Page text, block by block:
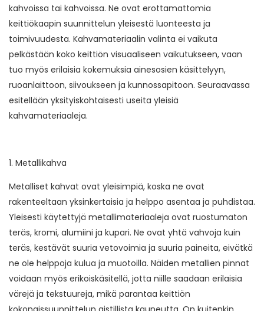
kahvoissa tai kahvoissa. Ne ovat erottamattomia
keittiökaapin suunnittelun yleisestä luonteesta ja
toimivuudesta. Kahvamateriaalin valinta ei vaikuta
pelkästään koko keittiön visuaaliseen vaikutukseen, vaan
tuo myös erilaisia ​​kokemuksia ainesosien käsittelyyn,
ruoanlaittoon, siivoukseen ja kunnossapitoon. Seuraavassa
esitellään yksityiskohtaisesti useita yleisiä
kahvamateriaaleja.
1. Metallikahva
Metalliset kahvat ovat yleisimpiä, koska ne ovat
rakenteeltaan yksinkertaisia ​​ja helppo asentaa ja puhdistaa.
Yleisesti käytettyjä metallimateriaaleja ovat ruostumaton
teräs, kromi, alumiini ja kupari. Ne ovat yhtä vahvoja kuin
teräs, kestävät suuria vetovoimia ja suuria paineita, eivätkä
ne ole helppoja kulua ja muotoilla. Näiden metallien pinnat
voidaan myös erikoiskäsitellä, jotta niille saadaan erilaisia ​​
värejä ja tekstuureja, mikä parantaa keittiön